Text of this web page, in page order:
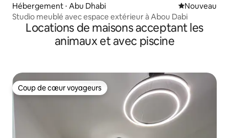
Hébergement ⋅ Abu Dhabi Nouvel
Nouveau
Studio meublé avec espace extérieur à Abou Dabi
Locations de maisons acceptant les
animaux et avec piscine
Coup de cœur voyageurs
Coup de cœur voyageurs